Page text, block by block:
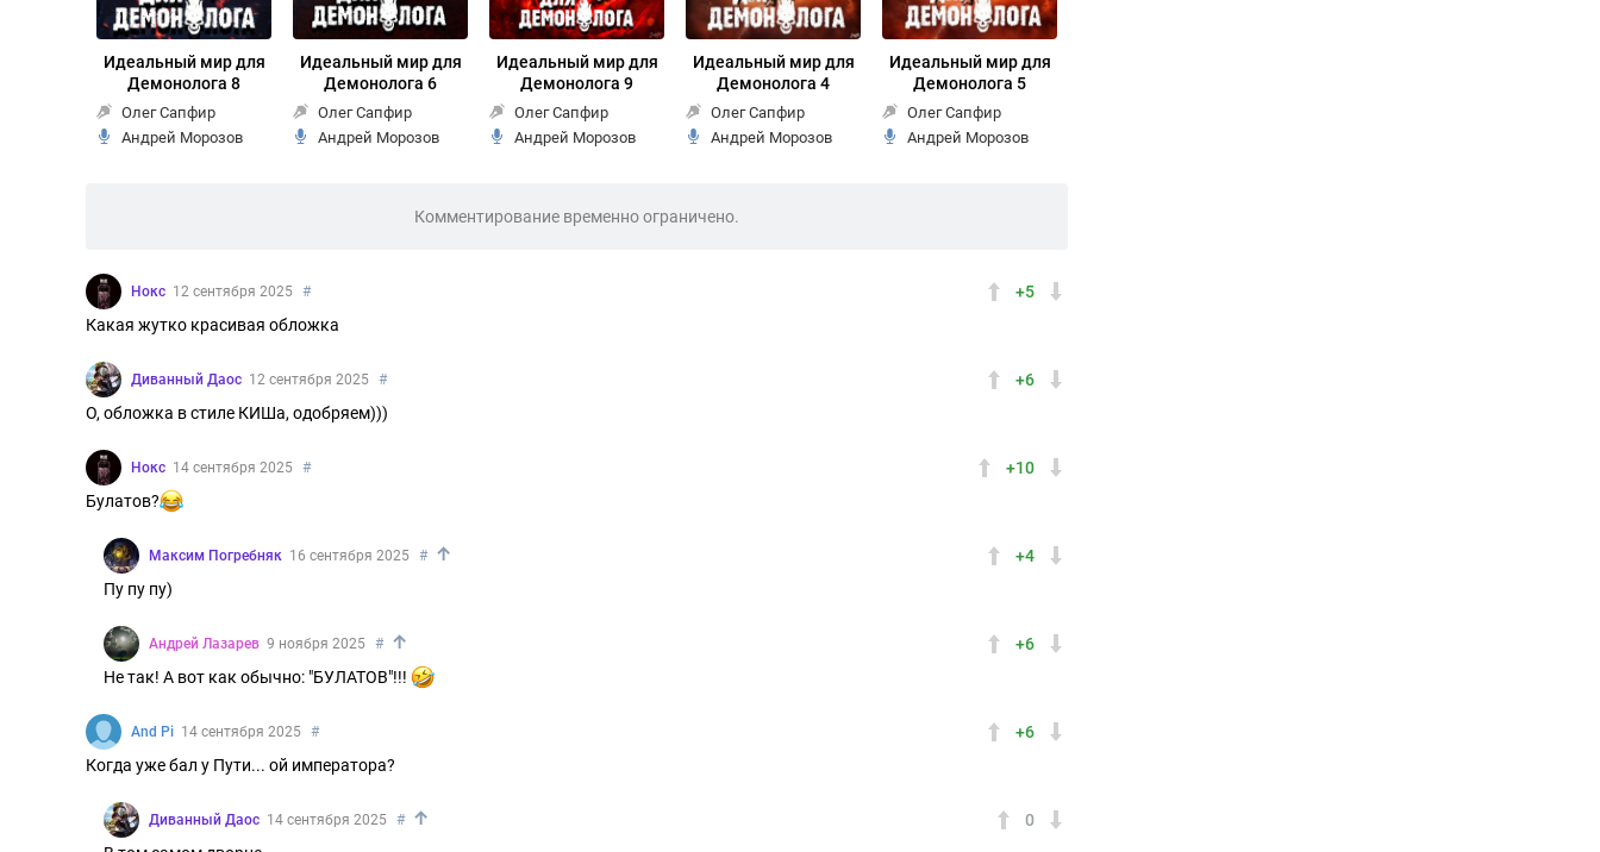
Идеальный мир для
Демонолога 8
Олег Сапфир
Андрей Морозов
Идеальный мир для
Демонолога 6
Олег Сапфир
Андрей Морозов
Идеальный мир для
Демонолога 9
Олег Сапфир
Андрей Морозов
Идеальный мир для
Демонолога 4
Олег Сапфир
Андрей Морозов
Идеальный мир для
Демонолога 5
Олег Сапфир
Андрей Морозов
Комментирование временно ограничено.
+5
Нокс 12 сентября 2025 #
Какая жутко красивая обложка
+6
Диванный Даос 12 сентября 2025 #
О, обложка в стиле КИШа, одобряем)))
+10
Нокс 14 сентября 2025 #
Булатов?
+4
Максим Погребняк 16 сентября 2025 # ↑
Пу пу пу)
+6
Андрей Лазарев 9 ноября 2025 # ↑
Не так! А вот как обычно: "БУЛАТОВ"!!!
+6
And Pi 14 сентября 2025 #
Когда уже бал у Пути... ой императора?
0
Диванный Даос 14 сентября 2025 # ↑